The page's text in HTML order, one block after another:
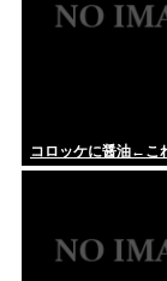
コロッケに醤油←こ